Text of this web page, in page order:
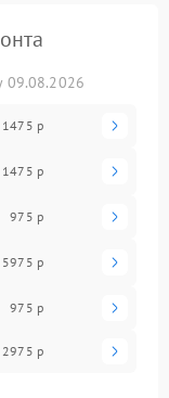
09.08.2026
1475 р
1475 р
975 р
5975 р
975 р
2975 р